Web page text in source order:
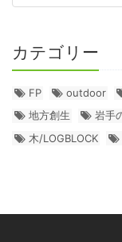
カテゴリー
FP outdoor
地方創生
岩手
木/LOGBLOCK